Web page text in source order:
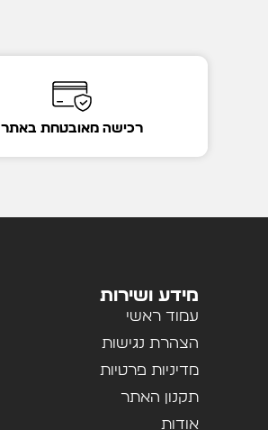
רכישה מאובטחת באתר
מידע ושירות
עמוד ראשי
הצהרת נגישות
מדיניות פרטיות
תקנון האתר
אודות